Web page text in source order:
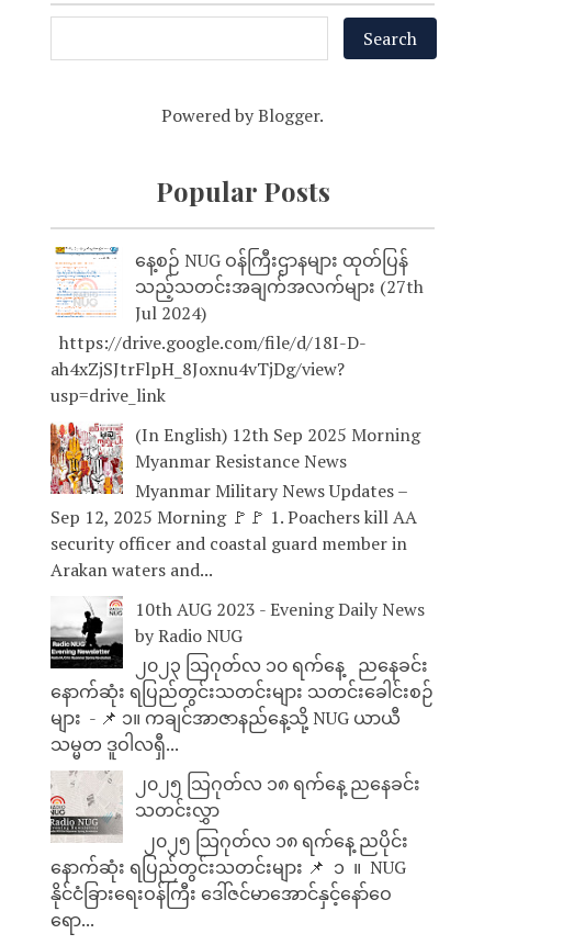
Powered byBlogger.
Popular Posts
နေ့စဉ် NUG ဝန်ကြီးဌာနများ ထုတ်ပြန်
သည့်သတင်းအချက်အလက်များ (27th
Jul 2024)
https://drive.google.com/file/d/18I-D-
ah4xZjSJtrFlpH_8Joxnu4vTjDg/view?
usp=drive_link
(In English) 12th Sep 2025 Morning
Myanmar Resistance News
Myanmar Military News Updates –
Sep 12, 2025 Morning 🚩🚩 1. Poachers kill AA
security officer and coastal guard member in
Arakan waters and...
10th AUG 2023 - Evening Daily News
by Radio NUG
၂၀၂၃ သြဂုတ်လ ၁၀ ရက်နေ့ ညနေခင်း
နောက်ဆုံး ရပြည်တွင်းသတင်းများ သတင်းခေါင်းစဉ်
များ - 📌 ၁။ ကချင်အာဇာနည်နေ့သို့ NUG ယာယီ
သမ္မတ ဒူဝါလရှီ...
၂၀၂၅ သြဂုတ်လ ၁၈ ရက်နေ့ ညနေခင်း
သတင်းလွှာ
၂၀၂၅ သြဂုတ်လ ၁၈ ရက်နေ့ ညပိုင်း
နောက်ဆုံး ရပြည်တွင်းသတင်းများ 📌 ⁨⁨⁨⁨ ၁ ⁨ ။ ⁨ NUG
နိုင်ငံခြားရေးဝန်ကြီး ဒေါ်ဇင်မာအောင်နှင့်နော်ဝေ
ရော...